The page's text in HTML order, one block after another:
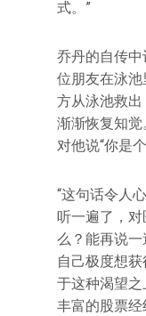
式。”
乔丹的自传
位朋友在泳
方从泳池救
渐渐恢复知
对他说“你是个
“这句话令人
听一遍了，对
么？能再说一
自己极度想
于这种渴望
丰富的股票经